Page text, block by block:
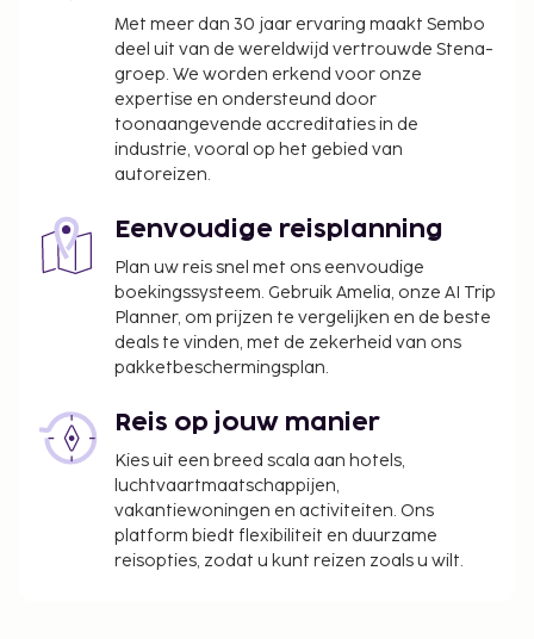
Met meer dan 30 jaar ervaring maakt Sembo
deel uit van de wereldwijd vertrouwde Stena-
groep. We worden erkend voor onze
expertise en ondersteund door
toonaangevende accreditaties in de
industrie, vooral op het gebied van
autoreizen.
Eenvoudige reisplanning
Plan uw reis snel met ons eenvoudige
boekingssysteem. Gebruik Amelia, onze AI Trip
Planner, om prijzen te vergelijken en de beste
deals te vinden, met de zekerheid van ons
pakketbeschermingsplan.
Reis op jouw manier
Kies uit een breed scala aan hotels,
luchtvaartmaatschappijen,
vakantiewoningen en activiteiten. Ons
platform biedt flexibiliteit en duurzame
reisopties, zodat u kunt reizen zoals u wilt.